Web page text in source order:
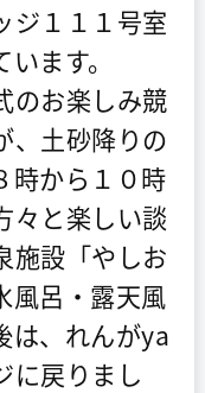
ジ１１１号室
ます。
のお楽しみ競
、土砂降りの
時から１０時
々と楽しい談
施設「やしお
風呂・露天風
は、れんがya
に戻りまし